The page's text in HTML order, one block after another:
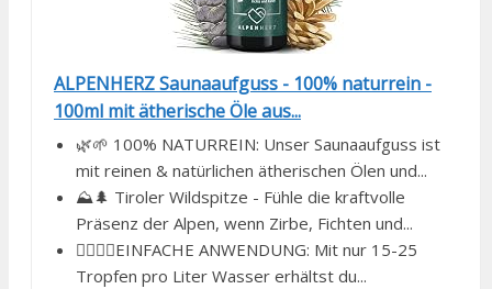
ALPENHERZ Saunaaufguss - 100% naturrein -
100ml mit ätherische Öle aus...
🌿🌱 100% NATURREIN: Unser Saunaaufguss ist
mit reinen & natürlichen ätherischen Ölen und...
⛰️🌲 Tiroler Wildspitze - Fühle die kraftvolle
Präsenz der Alpen, wenn Zirbe, Fichten und...
🧖‍♂️🧖‍♀️EINFACHE ANWENDUNG: Mit nur 15-25
Tropfen pro Liter Wasser erhältst du...